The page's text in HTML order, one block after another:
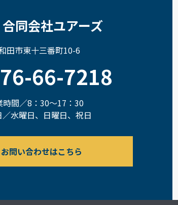
合同会社ユアーズ
田市東十三番町10-6
66-7218
時間／8：30～17：30
／水曜日、日曜日、祝日
お問い合わせはこちら